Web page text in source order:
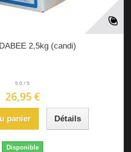
2,5kg (candi)
5.0 / 5
26,95 €
panier Détails
Disponible